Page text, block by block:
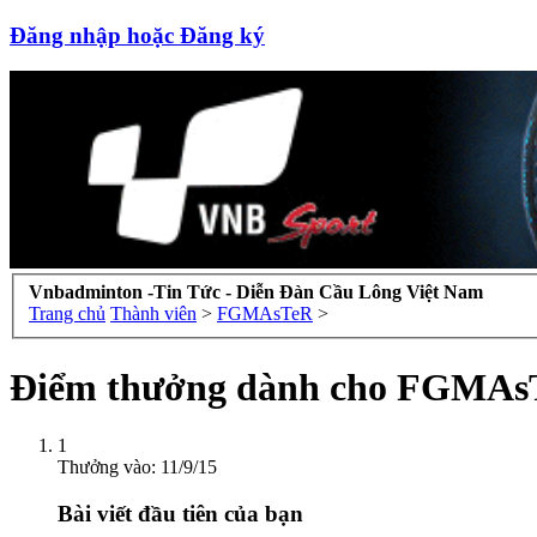
Đăng nhập hoặc Đăng ký
Vnbadminton -Tin Tức - Diễn Đàn Cầu Lông Việt Nam
Trang chủ Thành viên > FGMAsTeR >
Điểm thưởng dành cho
1
Thưởng vào: 11/9/15
Bài viết đầu tiên của bạn